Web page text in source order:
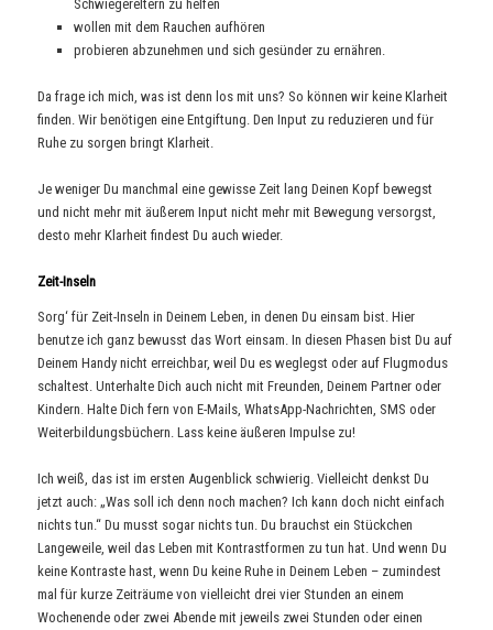
Schwiegereltern zu helfen
wollen mit dem Rauchen aufhören
probieren abzunehmen und sich gesünder zu ernähren.
Da frage ich mich, was ist denn los mit uns? So können wir keine Klarheit
finden. Wir benötigen eine Entgiftung. Den Input zu reduzieren und für
Ruhe zu sorgen bringt Klarheit.
Je weniger Du manchmal eine gewisse Zeit lang Deinen Kopf bewegst
und nicht mehr mit äußerem Input nicht mehr mit Bewegung versorgst,
desto mehr Klarheit findest Du auch wieder.
Zeit-Inseln
Sorg‘ für Zeit-Inseln in Deinem Leben, in denen Du einsam bist. Hier
benutze ich ganz bewusst das Wort einsam. In diesen Phasen bist Du auf
Deinem Handy nicht erreichbar, weil Du es weglegst oder auf Flugmodus
schaltest. Unterhalte Dich auch nicht mit Freunden, Deinem Partner oder
Kindern. Halte Dich fern von E-Mails, WhatsApp-Nachrichten, SMS oder
Weiterbildungsbüchern. Lass keine äußeren Impulse zu!
Ich weiß, das ist im ersten Augenblick schwierig. Vielleicht denkst Du
jetzt auch: „Was soll ich denn noch machen? Ich kann doch nicht einfach
nichts tun.“ Du musst sogar nichts tun. Du brauchst ein Stückchen
Langeweile, weil das Leben mit Kontrastformen zu tun hat. Und wenn Du
keine Kontraste hast, wenn Du keine Ruhe in Deinem Leben – zumindest
mal für kurze Zeiträume von vielleicht drei vier Stunden an einem
Wochenende oder zwei Abende mit jeweils zwei Stunden oder einen